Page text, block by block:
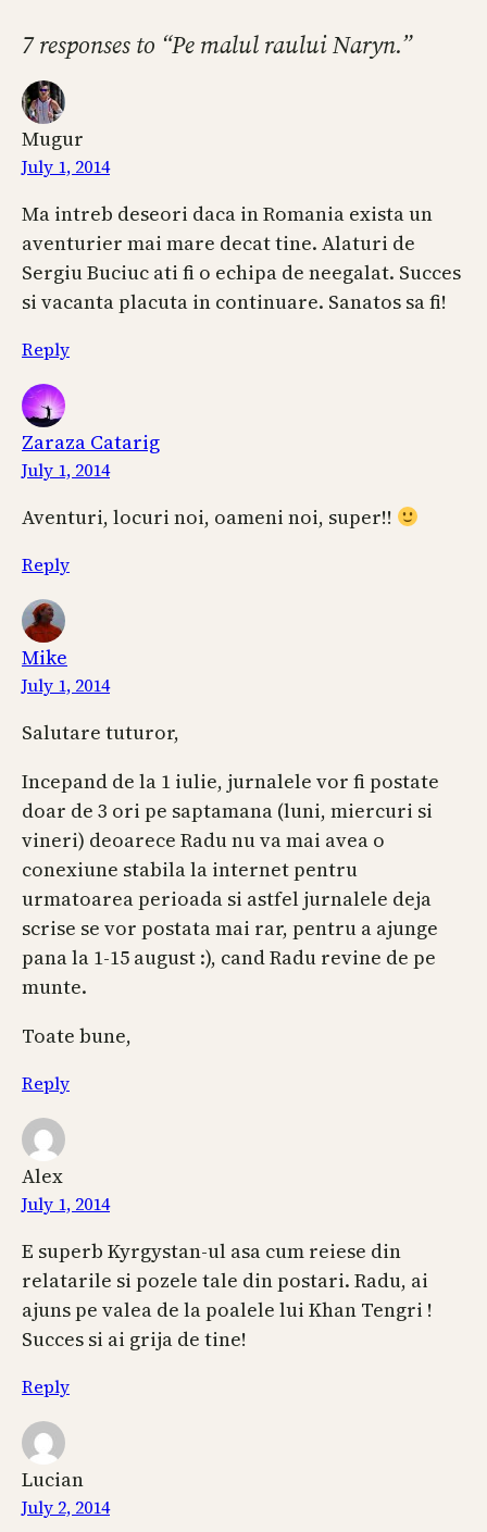
7 responses to “Pe malul raului Naryn.”
Mugur
July 1, 2014
Ma intreb deseori daca in Romania exista un
aventurier mai mare decat tine. Alaturi de
Sergiu Buciuc ati fi o echipa de neegalat. Succes
si vacanta placuta in continuare. Sanatos sa fi!
Reply
Zaraza Catarig
July 1, 2014
Aventuri, locuri noi, oameni noi, super!!
Reply
Mike
July 1, 2014
Salutare tuturor,
Incepand de la 1 iulie, jurnalele vor fi postate
doar de 3 ori pe saptamana (luni, miercuri si
vineri) deoarece Radu nu va mai avea o
conexiune stabila la internet pentru
urmatoarea perioada si astfel jurnalele deja
scrise se vor postata mai rar, pentru a ajunge
pana la 1-15 august :), cand Radu revine de pe
munte.
Toate bune,
Reply
Alex
July 1, 2014
E superb Kyrgystan-ul asa cum reiese din
relatarile si pozele tale din postari. Radu, ai
ajuns pe valea de la poalele lui Khan Tengri !
Succes si ai grija de tine!
Reply
Lucian
July 2, 2014